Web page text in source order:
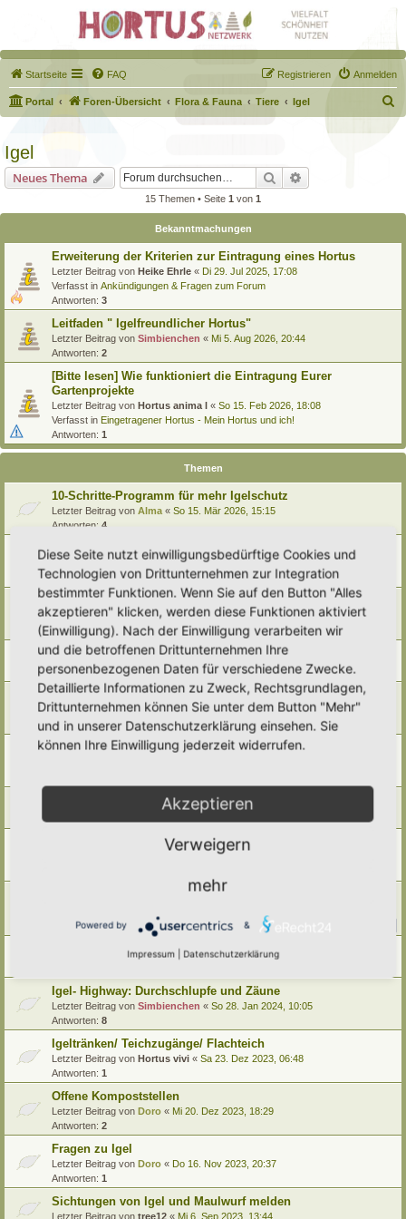
Startseite FAQ Anmelden
Registrieren
Portal Foren-Übersicht Flora & Fauna Tiere Igel
u
Igel
Neues Thema Suche
15 Themen • Seite 1 von 1
Bekanntmachungen
Erweiterung der Kriterien zur Eintragung eines Hortus
Letzter Beitrag von Heike Ehrle « Di 29. Jul 2025, 17:08
Verfasst in Ankündigungen & Fragen zum Forum
Antworten: 3
Leitfaden " Igelfreundlicher Hortus"
Letzter Beitrag von Simbienchen « Mi 5. Aug 2026, 20:44
Antworten: 2
[Bitte lesen] Wie funktioniert die Eintragung Eurer
Gartenprojekte
Letzter Beitrag von Hortus anima l « So 15. Feb 2026, 18:08
Verfasst in Eingetragener Hortus - Mein Hortus und ich!
Antworten: 1
Themen
10-Schritte-Programm für mehr Igelschutz
Letzter Beitrag von Alma « So 15. Mär 2026, 15:15
Antworten: 4
Nachtfahrverbot für Mähroboter
Letzter Beitrag von tree12 «Do 22. Jan 2026, 17:20
Antworten:9
Igelzählung
Letzter Beitrag vonMiri« Mo 22. Sep 2025, 18:43
Antworten:5
Ganzjahresfütterung der Igel:...ist das sinnvoll?
Letzter Beitrag vonSimbienchen «So 13. Jul 2025, 14:27
Igelbehausungen, Igelhäuser, natürliche Schlafplätze
Letzter Beitrag vonDoro«Mo 3. Mär 2025, 09:53
Antworten:8
Auswilderungsgärten gesucht
Mo 21. Okt 2024, 18:24
Gefahrenquellen für Igel im Hortus
So 14. Jul 2024, 06:47
Die natürliche Nahrung der Igel (Heimischer Braunbrustigel)
Antworten:22
Tag des Igels ! Bitte nehmt Rücksicht !
Igel- Highway: Durchschlupfe und Zäune
Letzter Beitrag von Simbienchen « So 28. Jan 2024, 10:05
Antworten: 8
Igeltränken/ Teichzugänge/ Flachteich
Letzter Beitrag von Hortus vivi « Sa 23. Dez 2023, 06:48
Antworten: 1
Offene Kompoststellen
Letzter Beitrag von Doro « Mi 20. Dez 2023, 18:29
Antworten: 2
Fragen zu Igel
Letzter Beitrag von Doro « Do 16. Nov 2023, 20:37
Antworten: 1
Sichtungen von Igel und Maulwurf melden
Letzter Beitrag von tree12 « Mi 6. Sep 2023, 13:44
Diese Seite nutzt einwilligungsbedürftige Cookies und
Technologien von Drittunternehmen zur Integration
bestimmter Funktionen. Wenn Sie auf den Button "Alles
akzeptieren" klicken, werden diese Funktionen aktiviert
(Einwilligung). Nach der Einwilligung verarbeiten wir
und die betroffenen Drittunternehmen Ihre
personenbezogenen Daten für verschiedene Zwecke.
Detaillierte Informationen zu Zweck, Rechtsgrundlagen,
Drittunternehmen können Sie unter dem Button "Mehr"
und in unserer Datenschutzerklärung einsehen. Sie
können Ihre Einwilligung jederzeit widerrufen.
Akzeptieren
Verweigern
mehr
Powered by &
Impressum Datenschutzerklärung